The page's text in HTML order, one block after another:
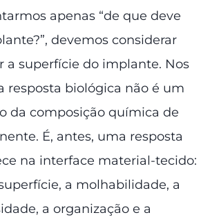
apenas “de que deve
devemos considerar
a superfície do implante. Nos
resposta biológica não é um
da composição química de
É, antes, uma resposta
na interface material-tecido:
a molhabilidade, a
a organização e a